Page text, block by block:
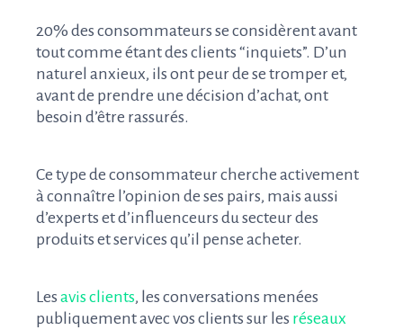
20% des consommateurs se considèrent avant
tout comme étant des clients “inquiets”. D’un
naturel anxieux, ils ont peur de se tromper et,
avant de prendre une décision d’achat, ont
besoin d’être rassurés.
Ce type de consommateur cherche activement
à connaître l’opinion de ses pairs, mais aussi
d’experts et d’influenceurs du secteur des
produits et services qu’il pense acheter.
Les avis clients, les conversations menées
publiquement avec vos clients sur les réseaux